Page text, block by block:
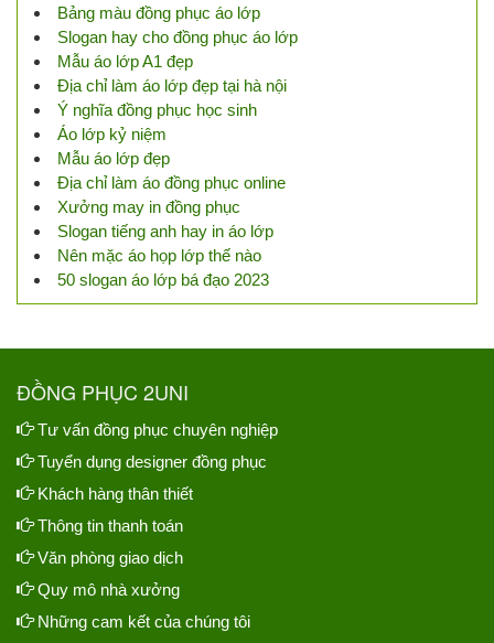
Bảng màu đồng phục áo lớp
Slogan hay cho đồng phục áo lớp
Mẫu áo lớp A1 đẹp
Địa chỉ làm áo lớp đẹp tại hà nội
Ý nghĩa đồng phục học sinh
Áo lớp kỷ niệm
Mẫu áo lớp đẹp
Địa chỉ làm áo đồng phục online
Xưởng may in đồng phục
Slogan tiếng anh hay in áo lớp
Nên mặc áo họp lớp thế nào
50 slogan áo lớp bá đạo 2023
ĐỒNG PHỤC 2UNI
Tư vấn đồng phục chuyên nghiệp
Tuyển dụng designer đồng phục
Khách hàng thân thiết
Thông tin thanh toán
Văn phòng giao dịch
Quy mô nhà xưởng
Những cam kết của chúng tôi